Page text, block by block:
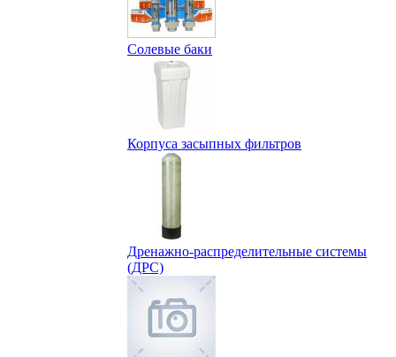
Солевые баки
Корпуса засыпных фильтров
Дренажно-распределительные системы
(ДРС)